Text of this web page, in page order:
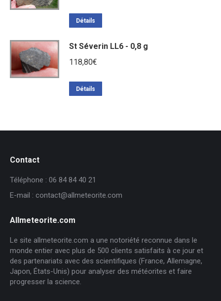
373,20€.298,80€.
Détails
St Séverin LL6 - 0,8 g
118,80€
Détails
Contact
Téléphone : 06 84 84 40 21
E-mail : contact@allmeteorite.com
Allmeteorite.com
Le site allmeteorite.com a une notoriété reconnue dans le
monde entier avec plus de 500 clients satisfaits à ce jour et
des partenariats avec des scientifiques (France, Allemagne,
Japon, États-Unis) pour analyser des météorites et faire
progresser la science.